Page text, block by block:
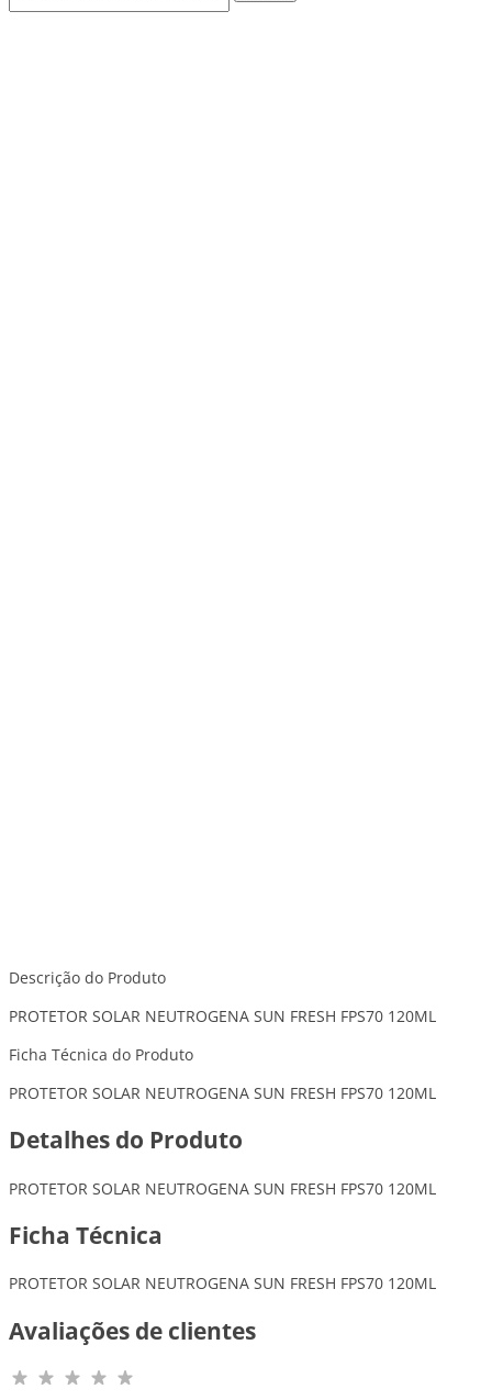
Descrição do Produto
PROTETOR SOLAR NEUTROGENA SUN FRESH FPS70 120ML
Ficha Técnica do Produto
PROTETOR SOLAR NEUTROGENA SUN FRESH FPS70 120ML
Detalhes do Produto
PROTETOR SOLAR NEUTROGENA SUN FRESH FPS70 120ML
Ficha Técnica
PROTETOR SOLAR NEUTROGENA SUN FRESH FPS70 120ML
Avaliações de clientes